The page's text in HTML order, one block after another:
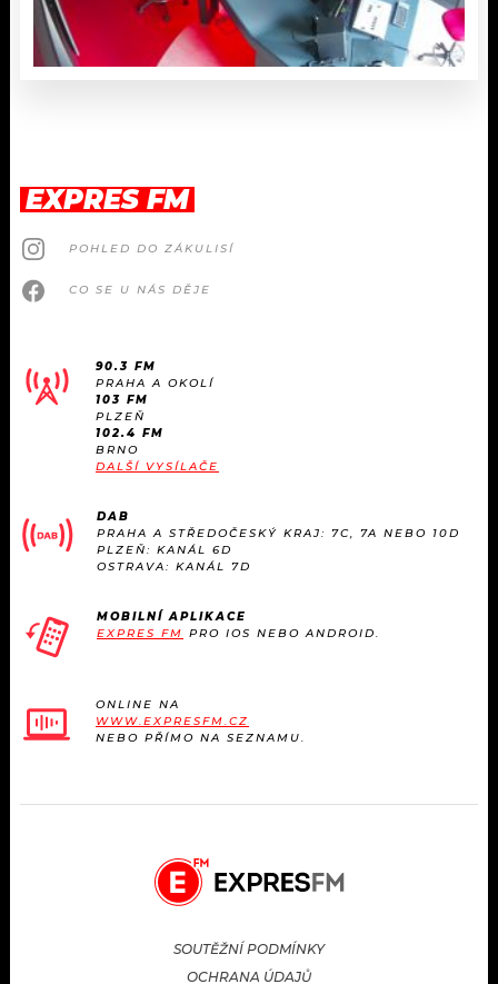
EXPRES FM
POHLED DO ZÁKULISÍ
CO SE U NÁS DĚJE
90.3 FM
PRAHA A OKOLÍ
103 FM
PLZEŇ
102.4 FM
BRNO
DALŠÍ VYSÍLAČE
DAB
PRAHA A STŘEDOČESKÝ KRAJ: 7C, 7A NEBO 10D
PLZEŇ: KANÁL 6D
OSTRAVA: KANÁL 7D
MOBILNÍ APLIKACE
EXPRES FM PRO IOS NEBO ANDROID.
ONLINE NA
WWW.EXPRESFM.CZ
NEBO PŘÍMO NA SEZNAMU.
SOUTĚŽNÍ PODMÍNKY
OCHRANA ÚDAJŮ